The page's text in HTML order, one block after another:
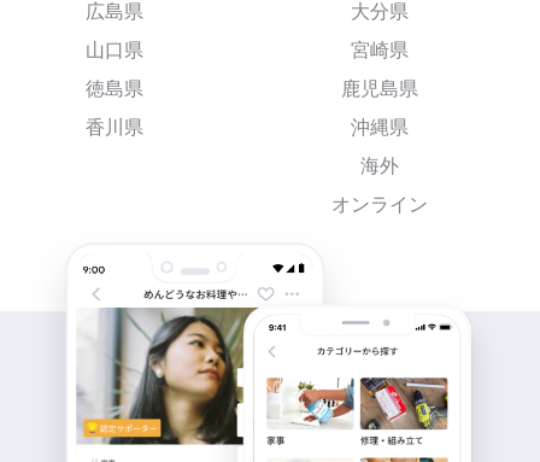
広島県
山口県
徳島県
香川県
大分県
宮崎県
鹿児島県
沖縄県
海外
オンライン